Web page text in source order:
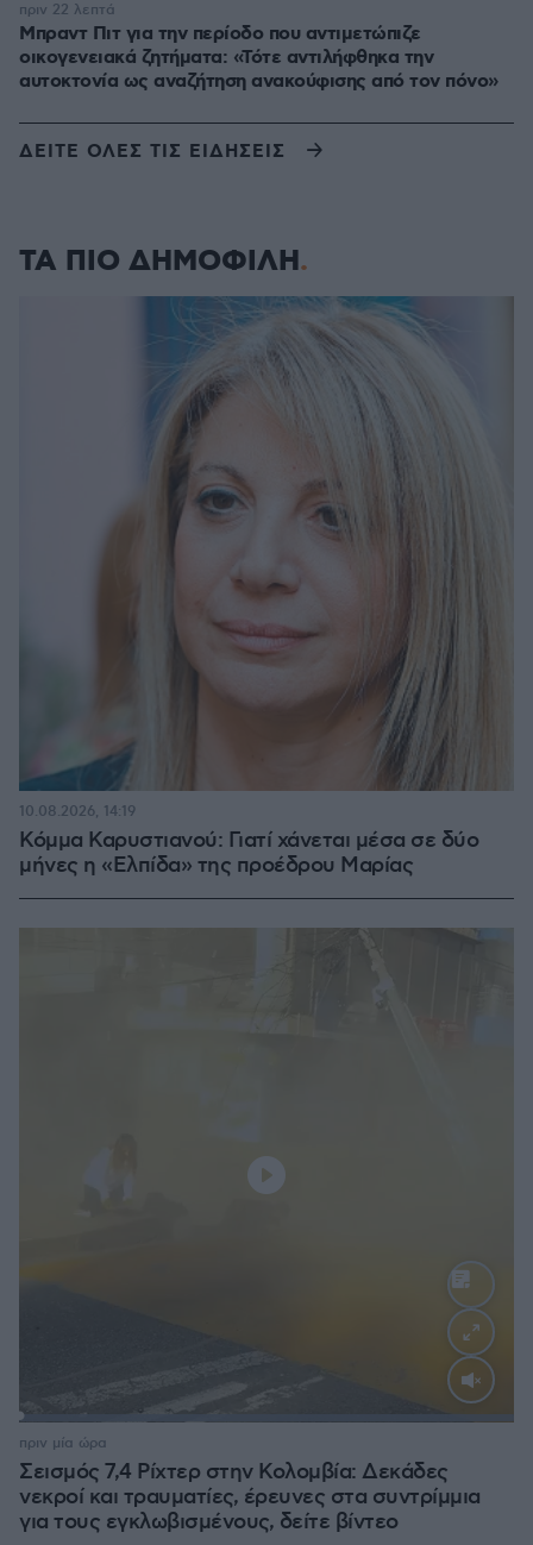
Μπραντ Πιτ για την περίοδο που αντιμετώπιζε
οικογενειακά ζητήματα: «Τότε αντιλήφθηκα την
αυτοκτονία ως αναζήτηση ανακούφισης από τον πόνο»
πριν 22 λεπτά
ΔΕΙΤΕ ΟΛΕΣ ΤΙΣ ΕΙΔΗΣΕΙΣ
ΤΑ ΠΙΟ ΔΗΜΟΦΙΛΗ
Κόμμα Καρυστιανού: Γιατί χάνεται μέσα σε δύο
μήνες η «Ελπίδα» της προέδρου Μαρίας
10.08.2026, 14:19
Σεισμός 7,4 Ρίχτερ στην Κολομβία: Δεκάδες
νεκροί και τραυματίες, έρευνες στα συντρίμμια
για τους εγκλωβισμένους, δείτε βίντεο
πριν μία ώρα